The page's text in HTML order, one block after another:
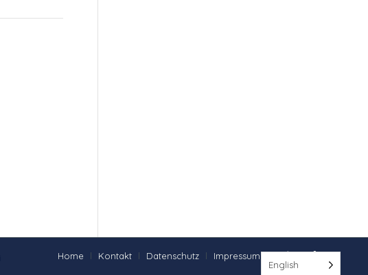
Home Kontakt Datenschutz Impressum
English